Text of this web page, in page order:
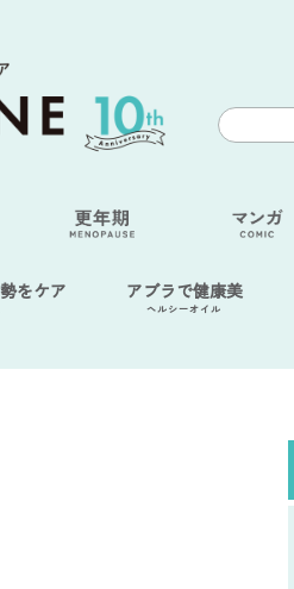
をケア アブラで健康美
ヘルシーオイル